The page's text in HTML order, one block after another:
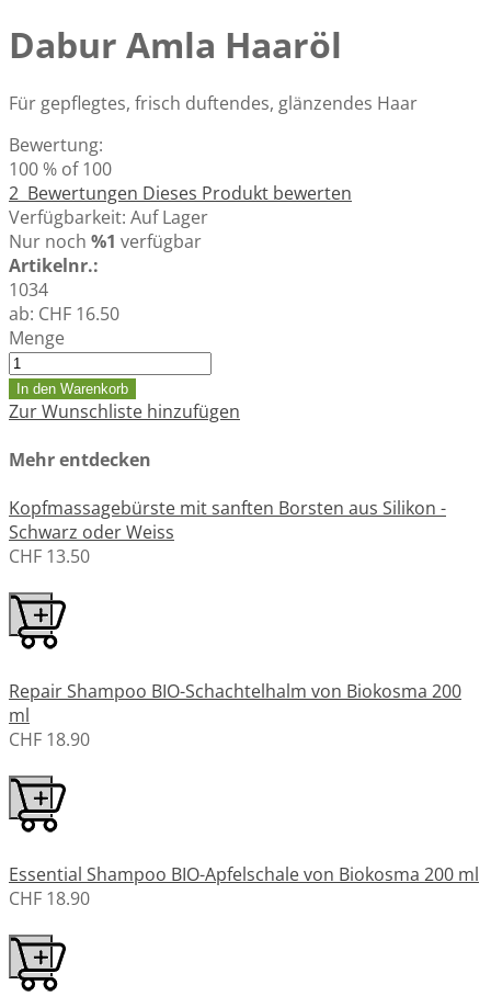
Dabur Amla Haaröl
Für gepflegtes, frisch duftendes, glänzendes Haar
Bewertung:
100% of100
2 Bewertungen Dieses Produkt bewerten
Verfügbarkeit: Auf Lager
Nur noch %1 verfügbar
Artikelnr.:
1034
ab: CHF 16.50
Menge
In den Warenkorb
Zur Wunschliste hinzufügen
Mehr entdecken
Kopfmassagebürste mit sanften Borsten aus Silikon -
Schwarz oder Weiss
CHF 13.50
Repair Shampoo BIO-Schachtelhalm von Biokosma 200
ml
CHF 18.90
Essential Shampoo BIO-Apfelschale von Biokosma 200 ml
CHF 18.90